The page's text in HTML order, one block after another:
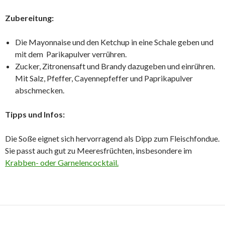
Zubereitung:
Die Mayonnaise und den Ketchup in eine Schale geben und
mit dem Parikapulver verrühren.
Zucker, Zitronensaft und Brandy dazugeben und einrühren.
Mit Salz, Pfeffer, Cayennepfeffer und Paprikapulver
abschmecken.
Tipps und Infos:
Die Soße eignet sich hervorragend als Dipp zum Fleischfondue.
Sie passt auch gut zu Meeresfrüchten, insbesondere im
Krabben- oder Garnelencocktail.